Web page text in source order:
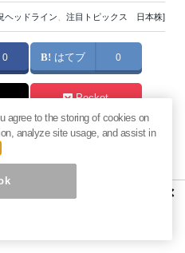
ヘッドライン、 注目トピックス 日本株]
0 はてブ 0
Pocket
」株は買いか？蓄電池銘柄の
か？決算で見えた“強い事
？AIデータセンター需要の期待
×
agree to the storing of cookies on
analyze site usage, and assist in